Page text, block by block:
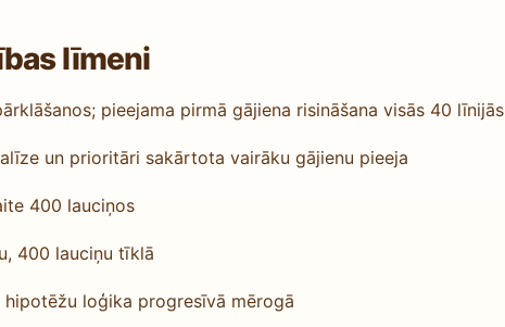
līmeni
pieejama pirmā gājiena risināšana visās 40 līnijās
un prioritāri sakārtota vairāku gājienu pieeja
400 lauciņos
400 lauciņu tīklā
loģika progresīvā mērogā